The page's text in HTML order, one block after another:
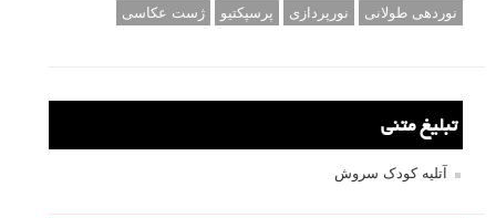
نوردهی طولانی
نورپردازی پرسپکتیو ژست عکاسی
تبلیغ متنی
آتلیه کودک سروش